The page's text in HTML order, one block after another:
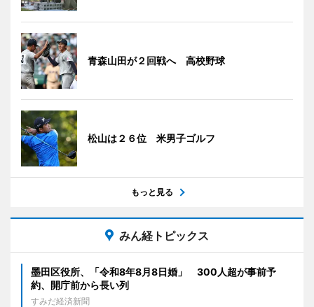
青森山田が２回戦へ 高校野球
松山は２６位 米男子ゴルフ
もっと見る
みん経トピックス
墨田区役所、「令和8年8月8日婚」 300人超が事前予
約、開庁前から長い列
すみだ経済新聞